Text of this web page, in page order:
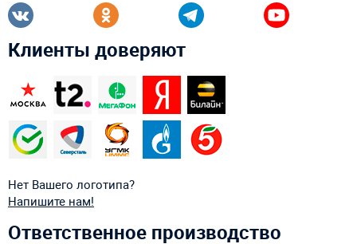
Клиенты доверяют
Нет Вашего логотипа?
Напишите нам!
Ответственное производство